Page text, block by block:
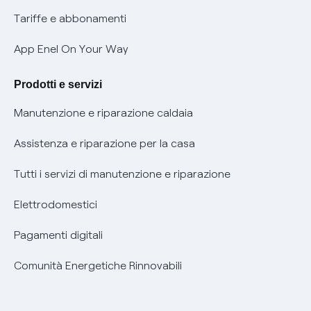
Phishing e truffe online
Verifica chi ti ha chiamato
Agevolazione utenti con disabilità per offerte Fibra
Informativa RAEE
Tariffe e abbonamenti
App Enel On Your Way
Prodotti e servizi
Manutenzione e riparazione caldaia
Assistenza e riparazione per la casa
Tutti i servizi di manutenzione e riparazione
Elettrodomestici
Pagamenti digitali
Comunità Energetiche Rinnovabili